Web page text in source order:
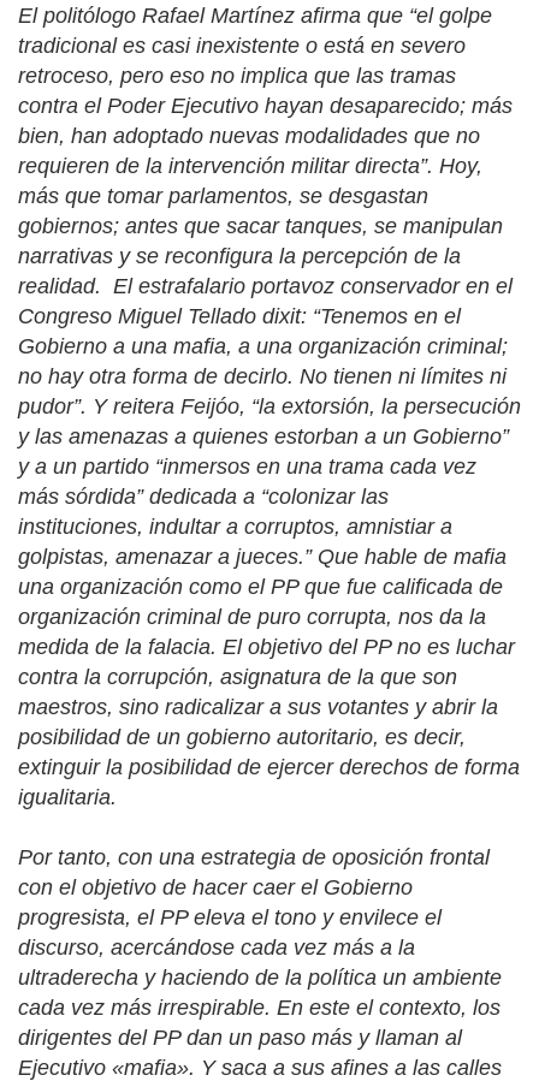
El politólogo Rafael Martínez afirma que “el golpe
tradicional es casi inexistente o está en severo
retroceso, pero eso no implica que las tramas
contra el Poder Ejecutivo hayan desaparecido; más
bien, han adoptado nuevas modalidades que no
requieren de la intervención militar directa”. Hoy,
más que tomar parlamentos, se desgastan
gobiernos; antes que sacar tanques, se manipulan
narrativas y se reconfigura la percepción de la
realidad. El estrafalario portavoz conservador en el
Congreso Miguel Tellado dixit: “Tenemos en el
Gobierno a una mafia, a una organización criminal;
no hay otra forma de decirlo. No tienen ni límites ni
pudor”. Y reitera Feijóo, “la extorsión, la persecución
y las amenazas a quienes estorban a un Gobierno”
y a un partido “inmersos en una trama cada vez
más sórdida” dedicada a “colonizar las
instituciones, indultar a corruptos, amnistiar a
golpistas, amenazar a jueces.” Que hable de mafia
una organización como el PP que fue calificada de
organización criminal de puro corrupta, nos da la
medida de la falacia. El objetivo del PP no es luchar
contra la corrupción, asignatura de la que son
maestros, sino radicalizar a sus votantes y abrir la
posibilidad de un gobierno autoritario, es decir,
extinguir la posibilidad de ejercer derechos de forma
igualitaria.
Por tanto, con una estrategia de oposición frontal
con el objetivo de hacer caer el Gobierno
progresista, el PP eleva el tono y envilece el
discurso, acercándose cada vez más a la
ultraderecha y haciendo de la política un ambiente
cada vez más irrespirable. En este el contexto, los
dirigentes del PP dan un paso más y llaman al
Ejecutivo «mafia». Y saca a sus afines a las calles